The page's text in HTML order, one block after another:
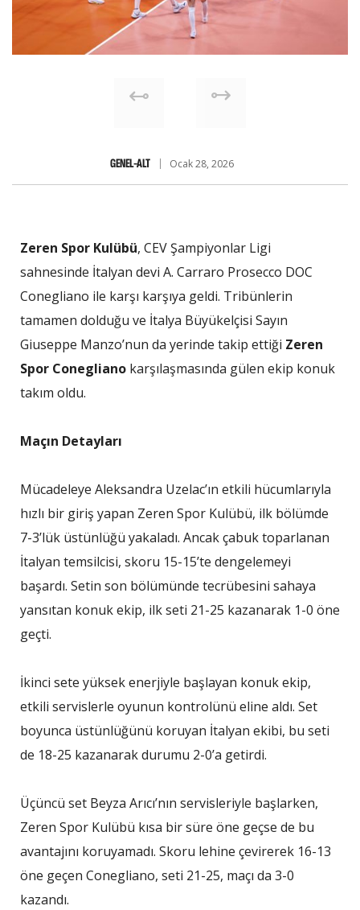
GENEL-ALT Ocak 28, 2026
Zeren Spor Kulübü, CEV Şampiyonlar Ligi
sahnesinde İtalyan devi A. Carraro Prosecco DOC
Conegliano ile karşı karşıya geldi. Tribünlerin
tamamen dolduğu ve İtalya Büyükelçisi Sayın
Giuseppe Manzo’nun da yerinde takip ettiği Zeren
Spor Conegliano karşılaşmasında gülen ekip konuk
takım oldu.
Maçın Detayları
Mücadeleye Aleksandra Uzelac’ın etkili hücumlarıyla
hızlı bir giriş yapan Zeren Spor Kulübü, ilk bölümde
7-3’lük üstünlüğü yakaladı. Ancak çabuk toparlanan
İtalyan temsilcisi, skoru 15-15’te dengelemeyi
başardı. Setin son bölümünde tecrübesini sahaya
yansıtan konuk ekip, ilk seti 21-25 kazanarak 1-0 öne
geçti.
İkinci sete yüksek enerjiyle başlayan konuk ekip,
etkili servislerle oyunun kontrolünü eline aldı. Set
boyunca üstünlüğünü koruyan İtalyan ekibi, bu seti
de 18-25 kazanarak durumu 2-0’a getirdi.
Üçüncü set Beyza Arıcı’nın servisleriyle başlarken,
Zeren Spor Kulübü kısa bir süre öne geçse de bu
avantajını koruyamadı. Skoru lehine çevirerek 16-13
öne geçen Conegliano, seti 21-25, maçı da 3-0
kazandı.